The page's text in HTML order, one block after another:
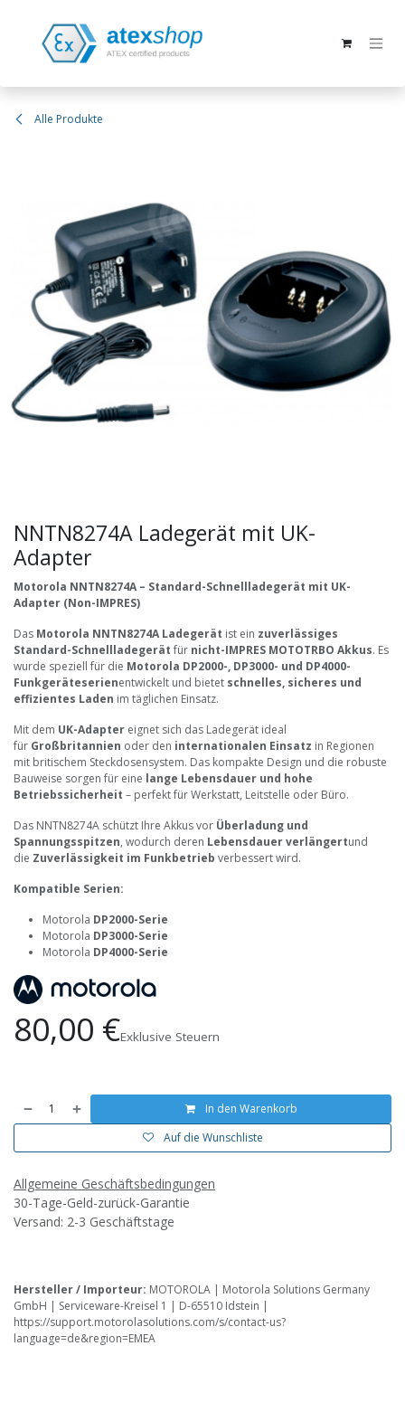
Alle Produkte
NNTN8274A Ladegerät mit UK-
Adapter
Motorola NNTN8274A – Standard-Schnellladegerät mit UK-
Adapter (Non-IMPRES)
Das Motorola NNTN8274A Ladegerät ist ein zuverlässiges
Standard-Schnellladegerät für nicht-IMPRES MOTOTRBO Akkus. Es
wurde speziell für die Motorola DP2000-, DP3000- und DP4000-
Funkgeräteserienentwickelt und bietet schnelles, sicheres und
effizientes Laden im täglichen Einsatz.
Mit dem UK-Adapter eignet sich das Ladegerät ideal
für Großbritannien oder den internationalen Einsatz in Regionen
mit britischem Steckdosensystem. Das kompakte Design und die robuste
Bauweise sorgen für eine lange Lebensdauer und hohe
Betriebssicherheit – perfekt für Werkstatt, Leitstelle oder Büro.
Das NNTN8274A schützt Ihre Akkus vor Überladung und
Spannungsspitzen, wodurch deren Lebensdauer verlängertund
die Zuverlässigkeit im Funkbetrieb verbessert wird.
Kompatible Serien:
Motorola DP2000-Serie
Motorola DP3000-Serie
Motorola DP4000-Serie
80,00 €Exklusive Steuern
In den Warenkorb
Auf die Wunschliste
Allgemeine Geschäftsbedingungen
30-Tage-Geld-zurück-Garantie
Versand: 2-3 Geschäftstage
Hersteller / Importeur: MOTOROLA | Motorola Solutions Germany
GmbH | Serviceware-Kreisel 1 | D-65510 Idstein |
https://support.motorolasolutions.com/s/contact-us?
language=de&region=EMEA